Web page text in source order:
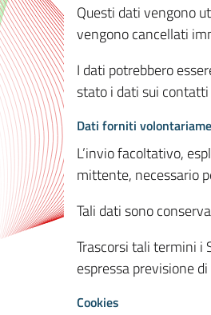
Questi dati vengono
vengono cancellati
I dati potrebbero
stato i dati sui
Dati forniti
L’invio facoltativo,
mittente, necessario
Tali dati sono
Trascorsi tali termini i
espressa previsione
Cookies